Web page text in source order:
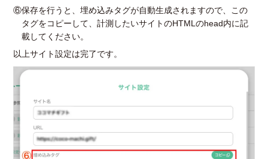
⑥保存を行うと、埋め込みタグが自動生成されますので、この
タグをコピーして、計測したいサイトのHTMLのhead内に記
載してください。
以上サイト設定は完了です。